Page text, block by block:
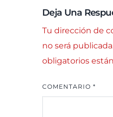
Deja Una
Tu dirección de
no será
obligatorios
COMENTARIO *